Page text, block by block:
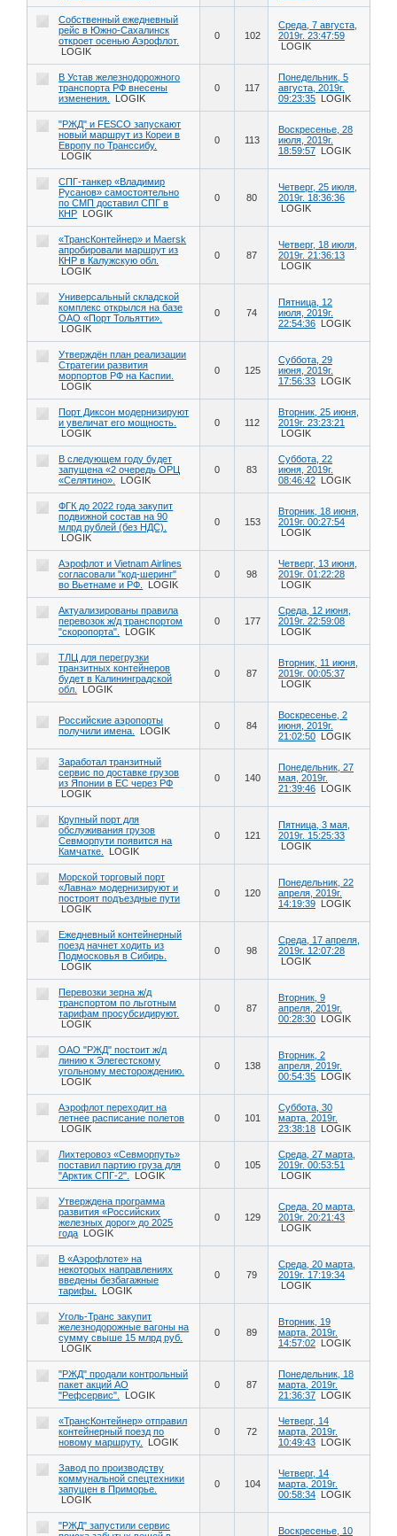
Собственный ежедневный
рейс в Южно-Сахалинск
откроет осенью Аэрофлот.
LOGIK
0 102
Среда, 7 августа,
2019г. 23:47:59
LOGIK
В Устав железнодорожного
транспорта РФ внесены
изменения.
LOGIK
0 117
Понедельник, 5
августа, 2019г.
09:23:35 LOGIK
"РЖД" и FESCO запускают
новый маршрут из Кореи в
Европу по Транссибу.
LOGIK
0 113
Воскресенье, 28
июля, 2019г.
18:59:57 LOGIK
СПГ-танкер «Владимир
Русанов» самостоятельно
по СМП доставил СПГ в
КНР LOGIK
0 80
Четверг, 25 июля,
2019г. 18:36:36
LOGIK
«ТрансКонтейнер» и Maersk
апробировали маршрут из
КНР в Калужскую обл.
LOGIK
0 87
Четверг, 18 июля,
2019г. 21:36:13
LOGIK
Универсальный складской
комплекс открылся на базе
ОАО «Порт Тольятти».
LOGIK
0 74
Пятница, 12
июля, 2019г.
22:54:36 LOGIK
Утверждён план реализации
Стратегии развития
морпортов РФ на Каспии.
LOGIK
0 125
Суббота, 29
июня, 2019г.
17:56:33 LOGIK
Порт Диксон модернизируют
и увеличат его мощность.
LOGIK
0 112
Вторник, 25 июня,
2019г. 23:23:21
LOGIK
В следующем году будет
запущена «2 очередь ОРЦ
«Селятино».
LOGIK
0 83
Суббота, 22
июня, 2019г.
08:46:42 LOGIK
ФГК до 2022 года закупит
подвижной состав на 90
млрд рублей (без НДС).
LOGIK
0 153
Вторник, 18 июня,
2019г. 00:27:54
LOGIK
Аэрофлот и Vietnam Airlines
согласовали "код-шеринг"
во Вьетнаме и РФ.
LOGIK
0 98
Четверг, 13 июня,
2019г. 01:22:28
LOGIK
Актуализированы правила
перевозок ж/д транспортом
"скоропорта".
LOGIK
0 177
Среда, 12 июня,
2019г. 22:59:08
LOGIK
ТЛЦ для перегрузки
транзитных контейнеров
будет в Калининградской
обл.
LOGIK
0 87
Вторник, 11 июня,
2019г. 00:05:37
LOGIK
Российские аэропорты
получили имена.
LOGIK 0 84
Воскресенье, 2
июня, 2019г.
21:02:50 LOGIK
Заработал транзитный
сервис по доставке грузов
из Японии в ЕС через РФ
LOGIK
0 140
Понедельник, 27
мая, 2019г.
21:39:46 LOGIK
Крупный порт для
обслуживания грузов
Севморпути появится на
Камчатке.
LOGIK
0 121
Пятница, 3 мая,
2019г. 15:25:33
LOGIK
Морской торговый порт
«Лавна» модернизируют и
построят подъездные пути
LOGIK
0 120
Понедельник, 22
апреля, 2019г.
14:19:39 LOGIK
Ежедневный контейнерный
поезд начнет ходить из
Подмосковья в Сибирь.
LOGIK
0 98
Среда, 17 апреля,
2019г. 12:07:28
LOGIK
Перевозки зерна ж/д
транспортом по льготным
тарифам просубсидируют.
LOGIK
0 87
Вторник, 9
апреля, 2019г.
00:28:30 LOGIK
ОАО "РЖД" постоит ж/д
линию к Элегестскому
угольному месторождению.
LOGIK
0 138
Вторник, 2
апреля, 2019г.
00:54:35 LOGIK
Аэрофлот переходит на
летнее расписание полетов
LOGIK
0 101
Суббота, 30
марта, 2019г.
23:38:18 LOGIK
Лихтеровоз «Севморпуть»
поставил партию груза для
"Арктик СПГ-2".
LOGIK
0 105
Среда, 27 марта,
2019г. 00:53:51
LOGIK
Утверждена программа
развития «Российских
железных дорог» до 2025
года LOGIK
0 129
Среда, 20 марта,
2019г. 20:21:43
LOGIK
В «Аэрофлоте» на
некоторых направлениях
введены безбагажные
тарифы.
LOGIK
0 79
Среда, 20 марта,
2019г. 17:19:34
LOGIK
Уголь-Транс закупит
железнодорожные вагоны на
сумму свыше 15 млрд руб.
LOGIK
0 89
Вторник, 19
марта, 2019г.
14:57:02 LOGIK
"РЖД" продали контрольный
пакет акций АО
"Рефсервис".
LOGIK
0 87
Понедельник, 18
марта, 2019г.
21:36:37 LOGIK
«ТрансКонтейнер» отправил
контейнерный поезд по
новому маршруту.
LOGIK
0 72
Четверг, 14
марта, 2019г.
10:49:43 LOGIK
Завод по производству
коммунальной спецтехники
запущен в Приморье.
LOGIK
0 104
Четверг, 14
марта, 2019г.
00:58:34 LOGIK
"РЖД" запустили сервис
Воскресенье, 10